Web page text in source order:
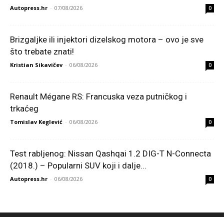
Autopress.hr - 07/08/2026 0
Brizgaljke ili injektori dizelskog motora – ovo je sve
što trebate znati!
Kristian Sikavičev - 06/08/2026 0
Renault Mégane RS: Francuska veza putničkog i
trkaćeg
Tomislav Keglević - 06/08/2026 0
Test rabljenog: Nissan Qashqai 1.2 DIG-T N-Connecta
(2018.) – Popularni SUV koji i dalje...
Autopress.hr - 06/08/2026 0